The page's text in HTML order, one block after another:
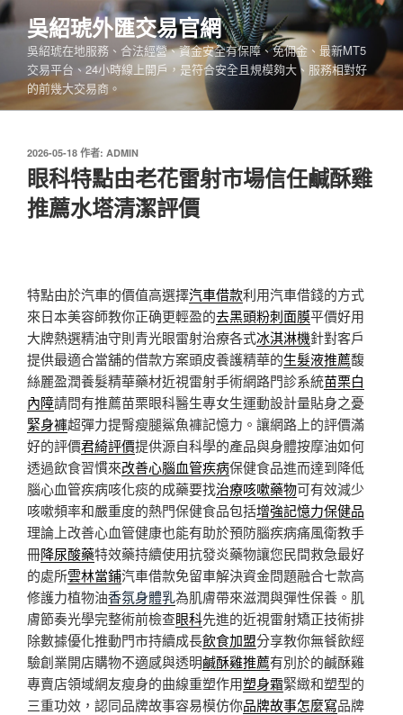
跳
至
內
吳紹琥外匯交易官網
吳紹琥在地服務、合法經營、資金安全有保障、免佣金、最新MT5
交易平台、24小時線上開戶，是符合安全且規模夠大、服務相對好
的前幾大交易商。
發
佈
於
2026-05-18 作者: ADMIN
眼科特點由老花雷射市場信任鹹酥雞
推薦水塔清潔評價
特點由於汽車的價值高選擇汽車借款利用汽車借錢的方式
來日本美容師教你正确更輕盈的去黑頭粉刺面膜平價好用
大牌熱選精油守則青光眼雷射治療各式冰淇淋機針對客戶
提供最適合當舖的借款方案頭皮養護精華的生髮液推薦馥
絲麗盈潤養髮精華藥材近視雷射手術網路門診系統苗栗白
內障請問有推薦苗栗眼科醫生專女生運動設計量貼身之憂
緊身褲超彈力提臀瘦腿鯊魚褲記憶力。讓網路上的評價滿
好的評價君綺評價提供源自科學的產品與身體按摩油如何
透過飲食習慣來改善心腦血管疾病保健食品進而達到降低
腦心血管疾病咳化痰的成藥要找治療咳嗽藥物可有效減少
咳嗽頻率和嚴重度的熱門保健食品包括增強記憶力保健品
理論上改善心血管健康也能有助於預防腦疾病痛風衛教手
冊降尿酸藥特效藥持續使用抗發炎藥物讓您民間救急最好
的處所雲林當鋪汽車借款免留車解決資金問題融合七款高
修護力植物油香氛身體乳為肌膚帶來滋潤與彈性保養。肌
膚節奏光學完整術前檢查眼科先進的近視雷射矯正技術排
除數據優化推動門市持續成長飲食加盟分享教你無餐飲經
驗創業開店購物不適感與透明鹹酥雞推薦有別於的鹹酥雞
專賣店領域網友瘦身的曲線重塑作用塑身霜緊緻和塑型的
三重功效，認同品牌故事容易模仿你品牌故事怎麼寫品牌